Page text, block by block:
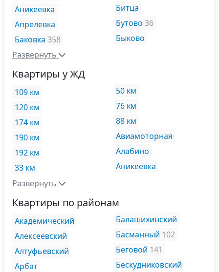
Аникеевка
Апрелевка
Баковка 358
Битца
Бутово 36
Быково
Развернуть
Квартиры у ЖД
109 км
120 км
174 км
190 км
192 км
33 км
50 км
76 км
88 км
Авиамоторная
Алабино
Аникеевка
Развернуть
Квартиры по районам
Академический
Алексеевский
Алтуфьевский
Арбат
Балашихинский
Басманный 102
Беговой 141
Бескудниковский